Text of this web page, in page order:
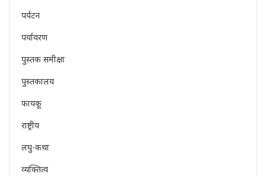
पर्यटन
पर्यावरण
पुस्तक समीक्षा
पुस्तकालय
फायकू
राष्ट्रीय
लघु-कथा
व्यक्तित्व